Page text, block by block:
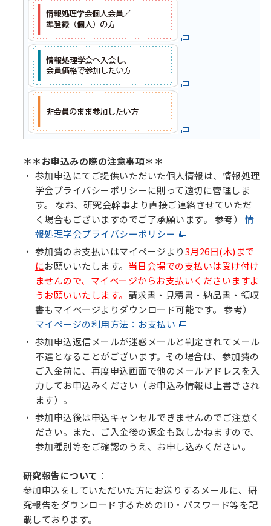
＊＊お申込みの際の注意事項＊＊
参加申込にてご提供いただいた個人情報は、情報処理
学会プライバシーポリシーに則って適切に管理しま
す。 なお、研究会幹事より直接ご連絡させていただ
く場合もございますのでご了承願います。 参考） 情
報処理学会プライバシーポリシー
参加費のお支払いはマイページより3月26日(木)まで
にお願いいたします。 当日会場での支払いは受け付け
ませんので、マイページからお支払いくださいますよ
うお願いいたします。 請求書・見積書・納品書・領収
書もマイページよりダウンロード可能です。 参考）
マイページの利用方法：お支払い
参加申込返信メールが迷惑メールと判定されてメール
不達となることがございます。その場合は、参加費の
ご入金前に、再度申込画面で他のメールアドレスを入
力してお申込みください（お申込み情報は上書きされ
ます）。
参加申込後は申込キャンセルできませんのでご注意く
ださい。また、ご入金後の返金も致しかねますので、
参加種別等をご確認のうえ、お申し込みください。
研究報告について ：
参加申込をしていただいた方にお送りするメールに、研
究報告をダウンロードするためのID・パスワード等を記
載しております。